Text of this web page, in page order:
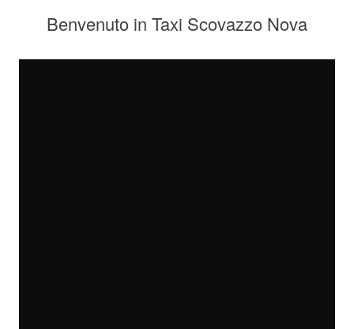
Benvenuto in Taxi Scovazzo Nova